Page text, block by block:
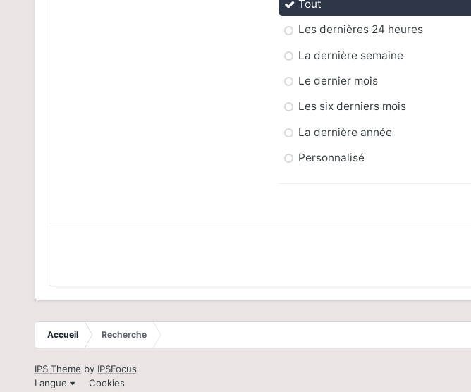
Tout
Les dernières 24 heures
La dernière semaine
Le dernier mois
Les six derniers mois
La dernière année
Personnalisé
Accueil Recherche
IPS Theme by IPSFocus
Langue
Cookies